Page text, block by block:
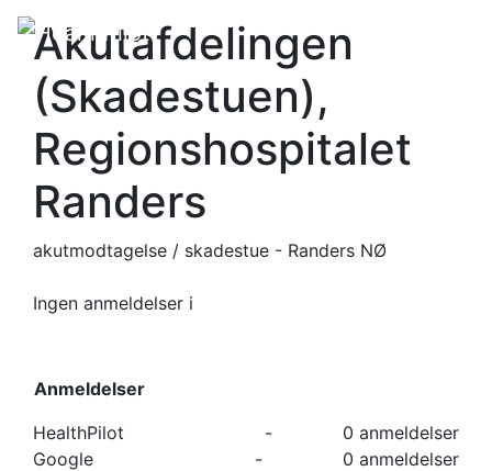
Akutafdelingen
(Skadestuen),
Regionshospitalet
Randers
akutmodtagelse / skadestue - Randers NØ
Ingen anmeldelser i
Anmeldelser
HealthPilot
-
0 anmeldelser
Google
- 0 anmeldelser